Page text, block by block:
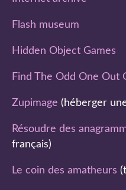
Flash museum
Hidden Object Games
Find The Odd One Out
Zupimage (héberger
Résoudre des
français)
Le coin des amatheurs